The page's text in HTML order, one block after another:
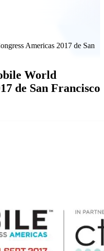
Americas 2017 de San
World
de San Francisco